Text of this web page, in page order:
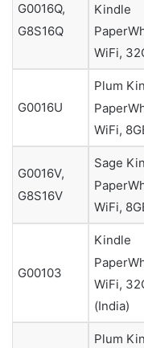
G0016Q,
G8S16Q
Kindle
WiFi,
G0016U
Plum
WiFi,
G0016V,
G8S16V
Sage
WiFi,
G00103
Kindle
WiFi,
(India)
Plum